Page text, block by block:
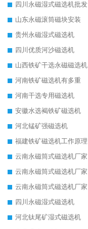
四川永磁湿式磁选机批发
山东永磁滚筒磁块安装
贵州永磁湿式磁选机
四川优质河沙磁选机
山西铁矿干选永磁磁选机
河南铁矿磁选机有多重
河南干选专用磁选机
安徽水选褐铁矿磁选机
河北锰矿强磁选机
福建铁矿磁选机工作原理
云南永磁筒式磁选机厂家
云南永磁筒式磁选机厂家
云南永磁筒式磁选机厂家
四川永磁湿式磁选机
河北钛尾矿湿式磁选机